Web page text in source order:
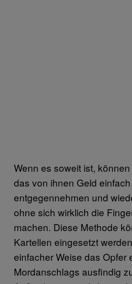
Wenn es soweit ist,
das von ihnen Geld einfach
entgegennehmen und
ohne sich wirklich die
machen. Diese Methode
Kartellen eingesetzt
einfacher Weise das Opfer
Mordanschlags ausfindig